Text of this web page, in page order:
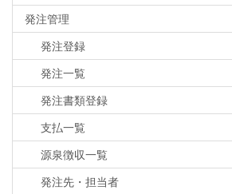
発注管理
発注登録
発注一覧
発注書類登録
支払一覧
源泉徴収一覧
発注先・担当者